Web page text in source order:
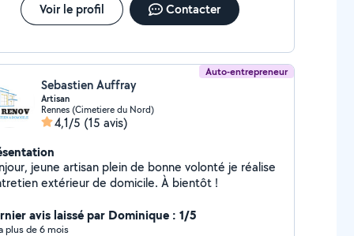
Voir le profil Contacter
Auto-entrepreneur
Sebastien Auffray
Artisan
Rennes (Cimetiere du Nord)
4,1/5 (15 avis)
jeune artisan plein de bonne volonté je réalise
l'entretien extérieur de domicile. À bientôt !
avis laissé par Dominique : 1/5
plus de 6 mois